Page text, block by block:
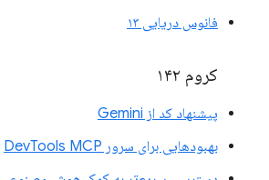
فانوس دریایی ۱۳
کروم ۱۴۲
پیشنهاد کد از Gemini
بهبودهایی برای سرور DevTools MCP